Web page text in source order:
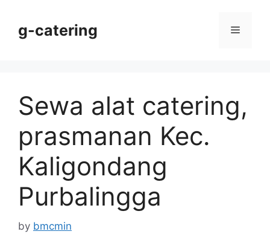
contentg-catering Menu
Sewa alat catering,
prasmanan Kec.
Kaligondang
Purbalingga
by bmcmin